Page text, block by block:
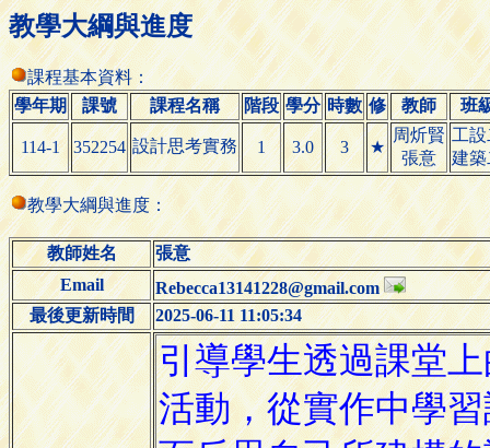
教學大綱與進度
課程基本資料：
學年期
課號 課程名稱 階段 學分 時數 修 教師 班
114-1 352254 設計思考實務 1 3.0 3 ★
周炘賢
張意
工設
建築
教學大綱與進度：
教師姓名
張意
Email
Rebecca13141228@gmail.com
最後更新時間
2025-06-11 11:05:34